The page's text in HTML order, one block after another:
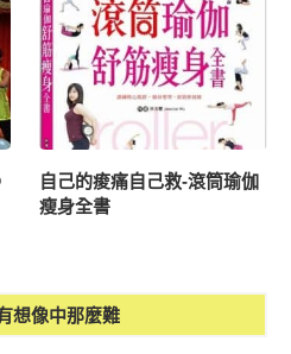
自己的痠痛自己救-滾筒瑜伽
瘦身全書
想像中那麼難